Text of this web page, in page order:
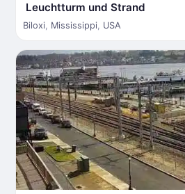
Leuchtturm und Strand
Biloxi, Mississippi, USA